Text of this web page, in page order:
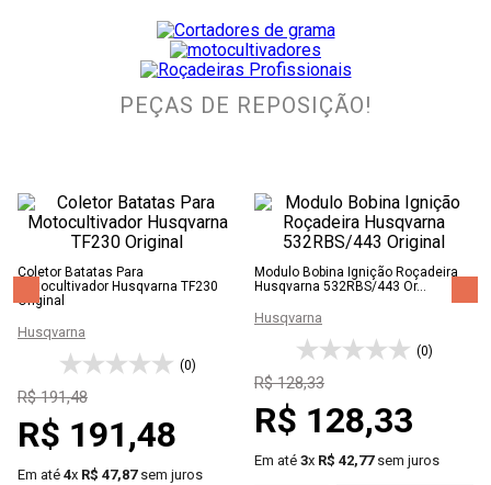
PEÇAS DE REPOSIÇÃO!
Coletor Batatas Para
Motocultivador Husqvarna TF230
Original
Husqvarna
(0)
R$ 191,48
R$ 191,48
Em até 4x R$ 47,87sem juros
Modulo Bobina Ignição Roçadeira
Husqvarna 532RBS/443 Or...
Husqvarna
(0)
R$ 128,33
R$ 128,33
Em até 3x R$ 42,77sem juros